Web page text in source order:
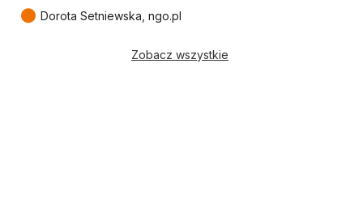
● Dorota Setniewska, ngo.pl
Zobacz wszystkie